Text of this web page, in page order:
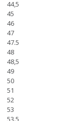
44,5
45
46
47
47.5
48
48,5
49
50
51
52
53
53.5